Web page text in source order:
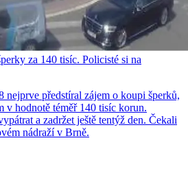
za 140 tisíc. Policisté si na
nejprve předstíral zájem o koupi šperků,
v hodnotě téměř 140 tisíc korun.
a zadržet ještě tentýž den. Čekali
nádraží v Brně.